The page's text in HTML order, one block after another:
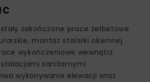
zakończone prace żelbetowe
montaż stolarki okiennej.
wykończeniowe wewnątrz
sanitarnymi
wykonywanie elewacji wraz